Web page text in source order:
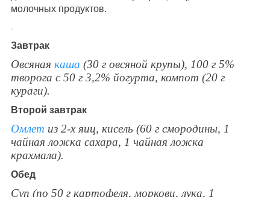
молочных продуктов.
Завтрак
Овсяная каша (30 г овсяной крупы), 100 г 5%
творога с 50 г 3,2% йогурта, компот (20 г
кураги).
Второй завтрак
Омлет из 2-х яиц, кисель (60 г смородины, 1
чайная ложка сахара, 1 чайная ложка
крахмала).
Обед
Суп (по 50 г картофеля, моркови, лука, 1